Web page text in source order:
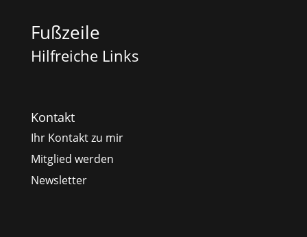
Fußzeile
Hilfreiche Links
Kontakt
Ihr Kontakt zu mir
Mitglied werden
Newsletter